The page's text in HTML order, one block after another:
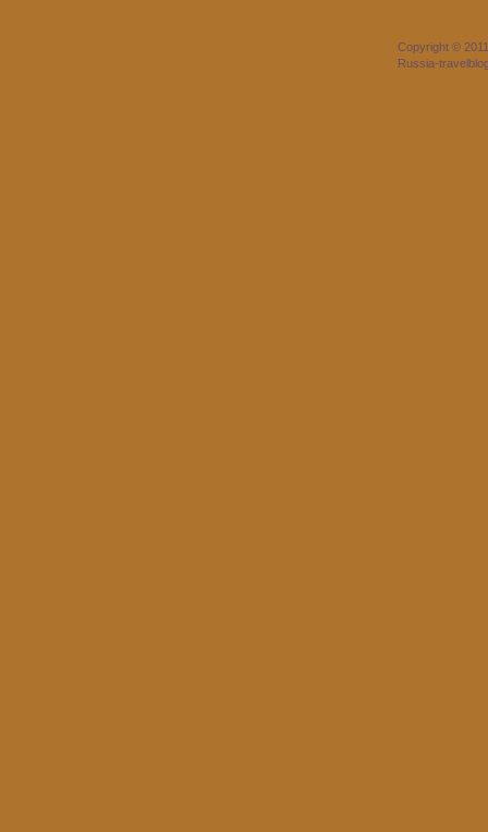
Copyright ©
Russia-